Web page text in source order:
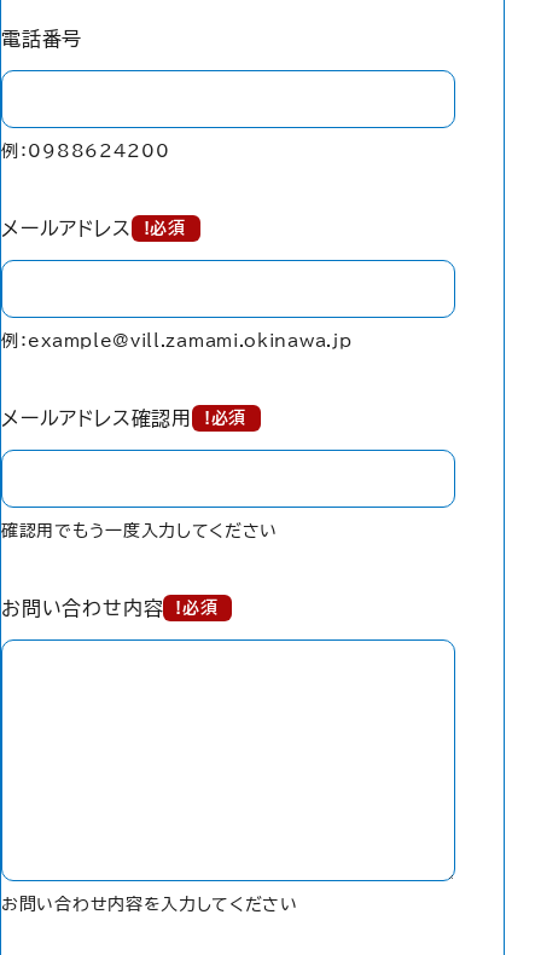
電話番号
例：0988624200
メールアドレス !必須
例：example@vill.zamami.okinawa.jp
メールアドレス確認用 !必須
確認用でもう一度入力してください
お問い合わせ内容 !必須
お問い合わせ内容を入力してください